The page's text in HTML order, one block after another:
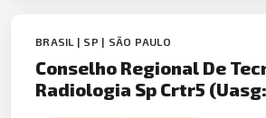
BRASIL | SP | SÃO PAULO
Conselho Regional De
Radiologia Sp Crtr5